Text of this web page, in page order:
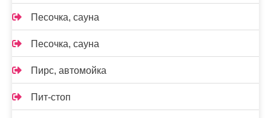
Песочка, сауна
Песочка, сауна
Пирс, автомойка
Пит-стоп